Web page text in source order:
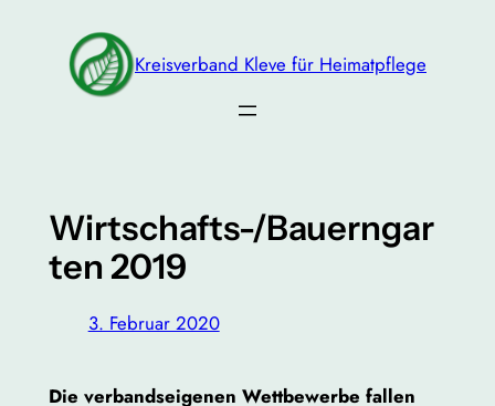
springen
Kreisverband Kleve für Heimatpflege
Wirtschafts-/Bauerngar
ten 2019
3. Februar 2020
Die verbandseigenen Wettbewerbe fallen